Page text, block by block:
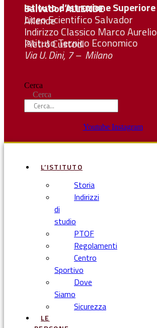
Istituto d’Istruzione Superiore SalvadorALLENDE
Liceo Scientifico Salvador Allende
Indirizzo Classico Marco Aurelio
Istituto Tecnico Economico Pietro Custodi
Via U. Dini, 7 – Milano
Cerca
Cerca
Youtube Instagram
L’ISTITUTO
Storia
Indirizzi
di
studio
PTOF
Regolamenti
Centro
Sportivo
Dove
Siamo
Sicurezza
LE